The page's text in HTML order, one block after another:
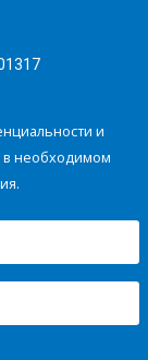
и
в необходимом